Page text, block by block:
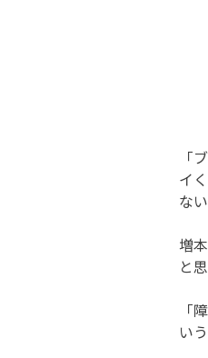
「
イ
な
増
と
「
い